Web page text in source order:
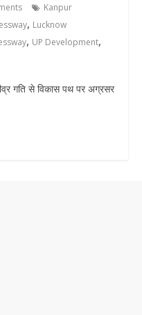
Kanpur
, Lucknow
, UP Development,
गति से विकास पथ पर अग्रसर